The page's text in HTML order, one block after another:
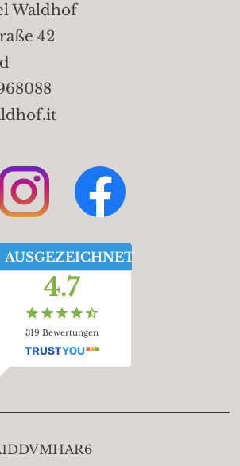
Waldhof
42
AUSGEZEICHNET
4.7
319 Bewertungen